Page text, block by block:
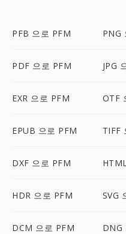
PFB 으로 PFM PNG
PDF 으로 PFM JPG
EXR 으로 PFM OTF
EPUB 으로 PFM TIFF
DXF 으로 PFM
HDR 으로 PFM SVG
DCM 으로 PFM DNG